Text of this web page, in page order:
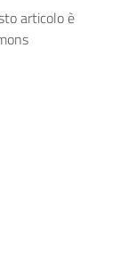
articolo è